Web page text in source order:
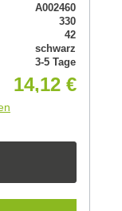
A002460
330
42
schwarz
3-5 Tage
14,12 €